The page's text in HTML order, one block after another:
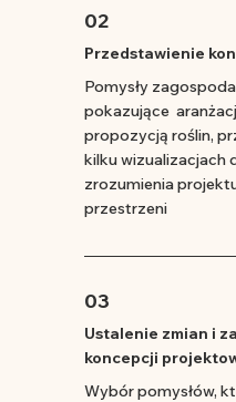
02
Przedstawienie
Pomysły
pokazujące
propozycją roślin,
kilku wizualizacjach
zrozumienia
przestrzeni
03
Ustalenie zmian i
koncepcji
Wybór pomysłów,